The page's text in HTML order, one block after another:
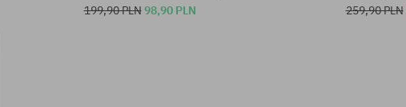
199,90 PLN98,90 PLN 259,90 PLN